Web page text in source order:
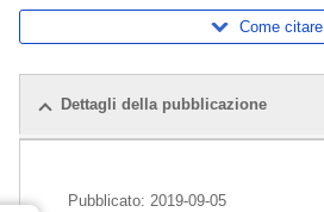
Come citare
Dettagli della pubblicazione
Pubblicato: 2019-09-05